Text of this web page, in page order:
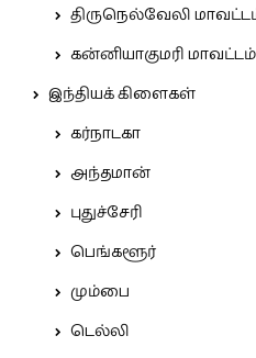
திருநெல்வேலி
கன்னியாகுமரி மாவட்டம்
இந்தியக் கிளைகள்
கர்நாடகா
அந்தமான்
புதுச்சேரி
பெங்களூர்
மும்பை
டெல்லி